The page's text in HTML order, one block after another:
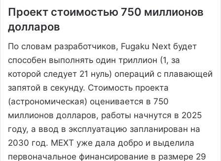
Проект стоимостью 750 миллионов
долларов
По словам разработчиков, Fugaku Next будет
способен выполнять один триллион (1, за
которой следует 21 нуль) операций с плавающей
запятой в секунду. Стоимость проекта
(астрономическая) оценивается в 750
миллионов долларов, работы начнутся в 2025
году, а ввод в эксплуатацию запланирован на
2030 год. MEXT уже дала добро и выделила
первоначальное финансирование в размере 29